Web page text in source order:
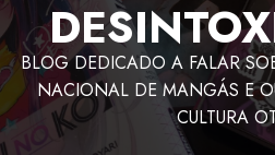
BLOG DEDICADO A FALAR
NACIONAL DE MANGÁS E
CULTURA